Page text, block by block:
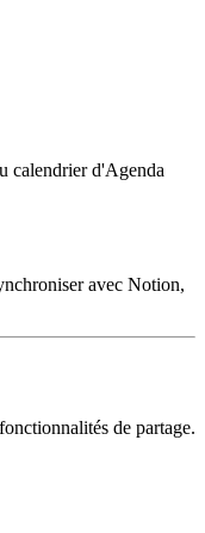
calendrier d'Agenda
avec Notion,
de partage.